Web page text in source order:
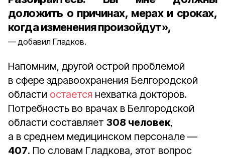
доложить о причинах, мерах и сроках,
когда изменения произойдут»,
добавил Гладков.
Напомним, другой острой проблемой
в сфере здравоохранения Белгородской
области остается нехватка докторов.
Потребность во врачах в Белгородской
области составляет 308 человек,
а в среднем медицинском персонале —
407. По словам Гладкова, этот вопрос